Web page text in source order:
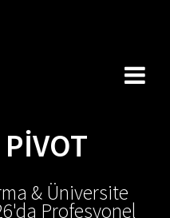
PIVOT
& Üniversite
Profesyonel